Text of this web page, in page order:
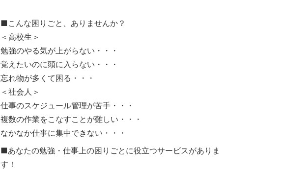
■こんな困りごと、ありませんか？
＜高校生＞
勉強のやる気が上がらない・・・
覚えたいのに頭に入らない・・・
忘れ物が多くて困る・・・
＜社会人＞
仕事のスケジュール管理が苦手・・・
複数の作業をこなすことが難しい・・・
なかなか仕事に集中できない・・・
■あなたの勉強・仕事上の困りごとに役立つサービスがありま
す！